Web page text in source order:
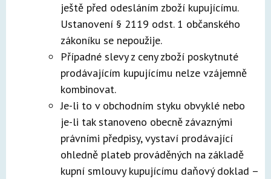
ještě před odesláním zboží kupujícímu.
Ustanovení § 2119 odst. 1 občanského
zákoníku se nepoužije.
Případné slevy z ceny zboží poskytnuté
prodávajícím kupujícímu nelze vzájemně
kombinovat.
Je-li to v obchodním styku obvyklé nebo
je-li tak stanoveno obecně závaznými
právními předpisy, vystaví prodávající
ohledně plateb prováděných na základě
kupní smlouvy kupujícímu daňový doklad –